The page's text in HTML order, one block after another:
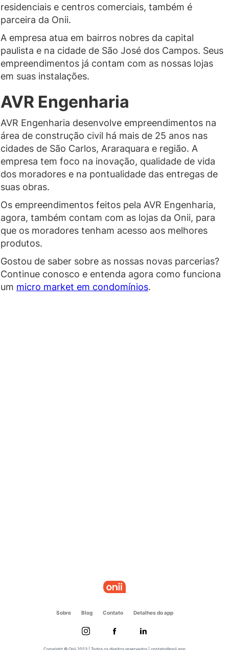
residenciais e centros comerciais, também é
parceira da Onii.
A empresa atua em bairros nobres da capital
paulista e na cidade de São José dos Campos. Seus
empreendimentos já contam com as nossas lojas
em suas instalações.
AVR Engenharia
AVR Engenharia desenvolve empreendimentos na
área de construção civil há mais de 25 anos nas
cidades de São Carlos, Araraquara e região. A
empresa tem foco na inovação, qualidade de vida
dos moradores e na pontualidade das entregas de
suas obras.
Os empreendimentos feitos pela AVR Engenharia,
agora, também contam com as lojas da Onii, para
que os moradores tenham acesso aos melhores
produtos.
Gostou de saber sobre as nossas novas parcerias?
Continue conosco e entenda agora como funciona
um micro market em condomínios.
Sobre Blog Contato Detalhes do app
Copyright © Onii 2023 | Todos os direitos reservados | contato@onii.app